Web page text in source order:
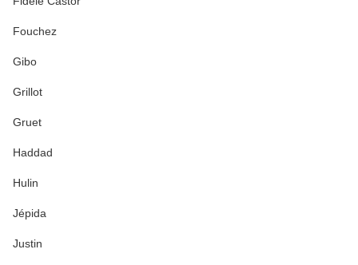
Fouchez
Gibo
Grillot
Gruet
Haddad
Hulin
Jépida
Justin